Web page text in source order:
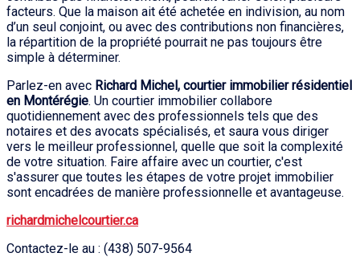
facteurs. Que la maison ait été achetée en indivision, au nom
d’un seul conjoint, ou avec des contributions non financières,
la répartition de la propriété pourrait ne pas toujours être
simple à déterminer.
Parlez-en avec Richard Michel, courtier immobilier résidentiel
en Montérégie. Un courtier immobilier collabore
quotidiennement avec des professionnels tels que des
notaires et des avocats spécialisés, et saura vous diriger
vers le meilleur professionnel, quelle que soit la complexité
de votre situation. Faire affaire avec un courtier, c'est
s'assurer que toutes les étapes de votre projet immobilier
sont encadrées de manière professionnelle et avantageuse.
richardmichelcourtier.ca
Contactez-le au : (438) 507-9564